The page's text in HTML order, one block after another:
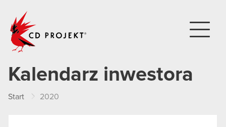
Kalendarz inwestora
Start 2020